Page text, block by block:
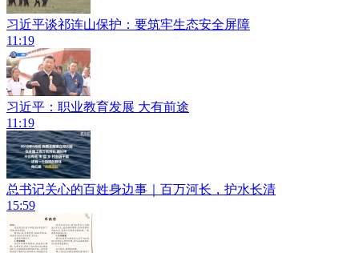
习近平谈祁连山保护：要筑牢生态安全屏障
11:19
习近平：职业教育发展 大有前途
11:19
总书记关心的百姓身边事｜百万河长，护水长清
15:59